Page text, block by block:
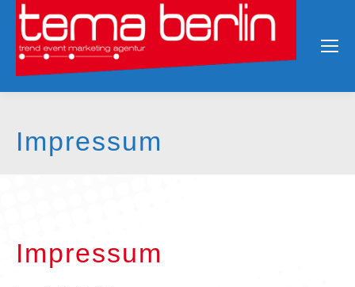
Impressum
Impressum